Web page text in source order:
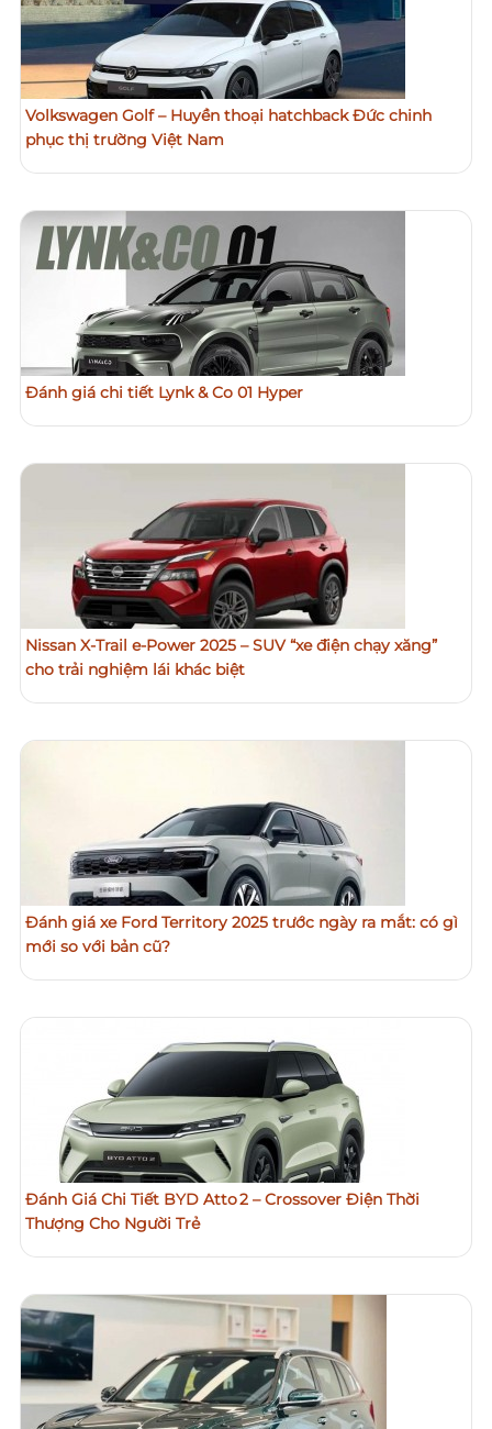
Volkswagen Golf – Huyền thoại hatchback Đức chinh
phục thị trường Việt Nam
Đánh giá chi tiết Lynk & Co 01 Hyper
Nissan X-Trail e-Power 2025 – SUV “xe điện chạy xăng”
cho trải nghiệm lái khác biệt
Đánh giá xe Ford Territory 2025 trước ngày ra mắt: có gì
mới so với bản cũ?
Đánh Giá Chi Tiết BYD Atto 2 – Crossover Điện Thời
Thượng Cho Người Trẻ